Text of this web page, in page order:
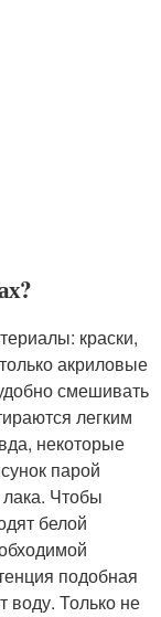
краски,
акриловые
смешивать
легким
некоторые
парой
Чтобы
белой
подобная
воду. Только не